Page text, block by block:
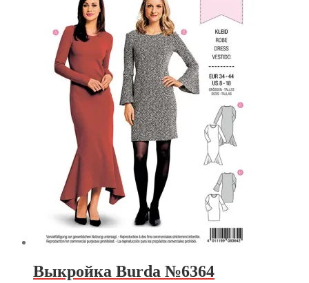
Выкройка Burda №6364